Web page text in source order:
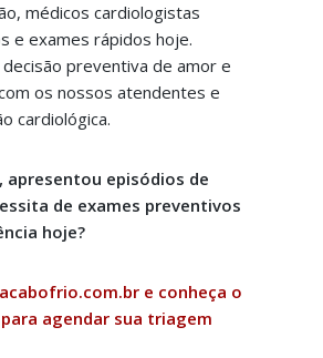
médicos cardiologistas
e exames rápidos hoje.
preventiva de amor e
os nossos atendentes e
cardiológica.
episódios de
de exames preventivos
hoje?
e conheça o
agendar sua triagem